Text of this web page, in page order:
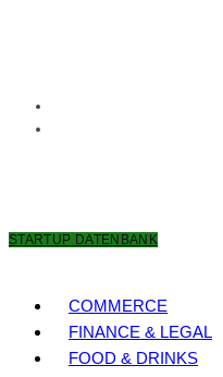
STARTUP DATENBANK
COMMERCE
FINANCE & LEGAL
FOOD & DRINKS